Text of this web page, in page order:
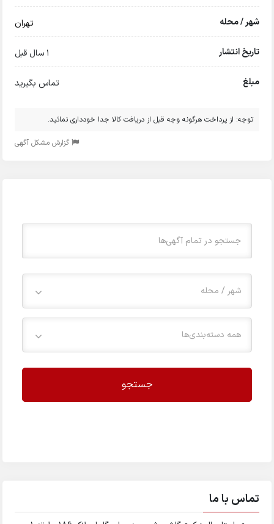
شهر / محله تهران
تاریخ انتشار 1 سال قبل
مبلغ تماس بگیرید
توجه: از پرداخت هرگونه وجه قبل از دریافت کالا جدا خودداری نمائید.
گزارش مشکل آگهی
شهر / محله
همه دسته‌بندی‌ها
جستجو
تماس با ما